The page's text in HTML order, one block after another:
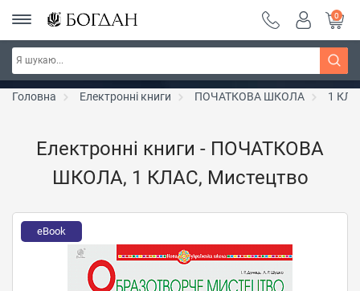
Серія "Чейзіана" ~ знижка 20%
0
Головна Електронні книги ПОЧАТКОВА ШКОЛА 1
Електронні книги - ПОЧАТКОВА
ШКОЛА, 1 КЛАС, Мистецтво
eBook